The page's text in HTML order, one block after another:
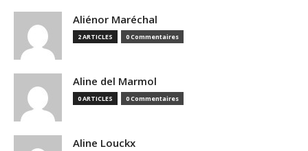
Aliénor Maréchal
2 ARTICLES 0 Commentaires
Aline del Marmol
0 ARTICLES 0 Commentaires
Aline Louckx